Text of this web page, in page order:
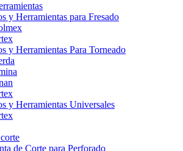
y Herramientas para Fresado
y Herramientas Para Torneado
y Herramientas Universales
de Corte para Perforado